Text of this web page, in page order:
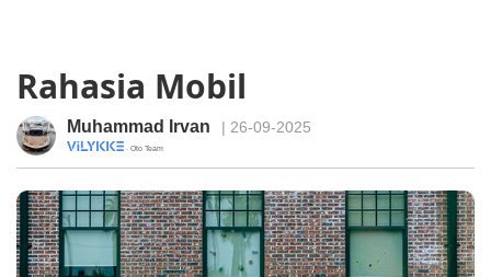
Rahasia Mobil
Muhammad Irvan | 26-09-2025
· Oto Team